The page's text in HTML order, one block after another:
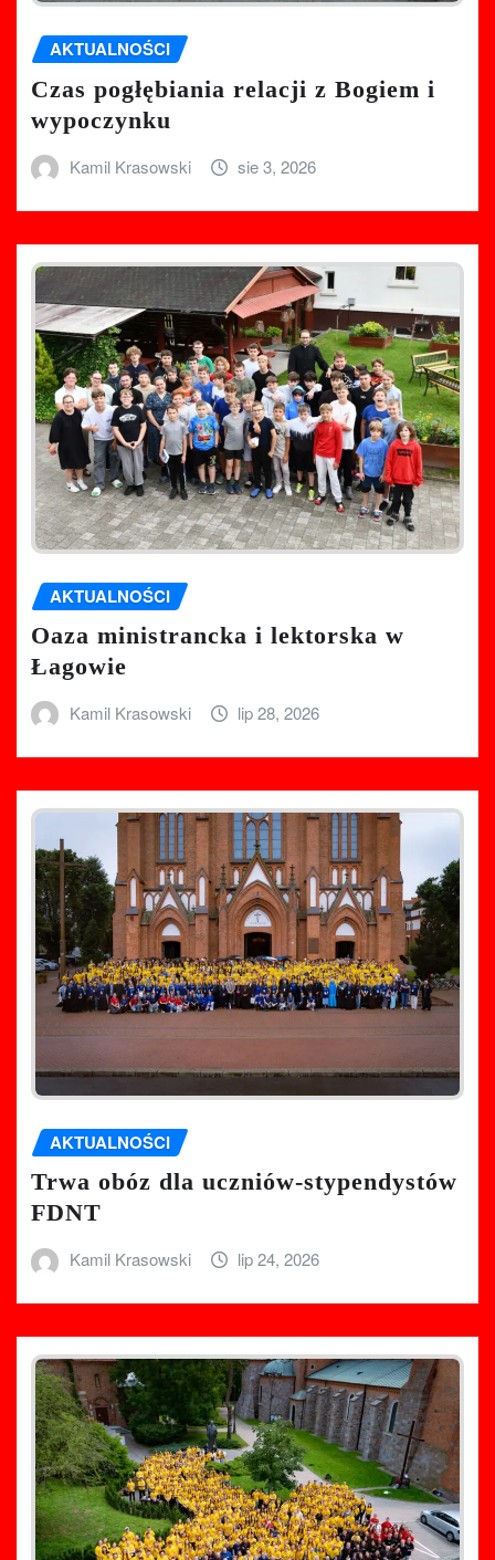
AKTUALNOŚCI
Czas pogłębiania relacji z Bogiem i
wypoczynku
Kamil Krasowski sie 3, 2026
AKTUALNOŚCI
Oaza ministrancka i lektorska w
Łagowie
Kamil Krasowski lip 28, 2026
AKTUALNOŚCI
Trwa obóz dla uczniów-stypendystów
FDNT
Kamil Krasowski lip 24, 2026